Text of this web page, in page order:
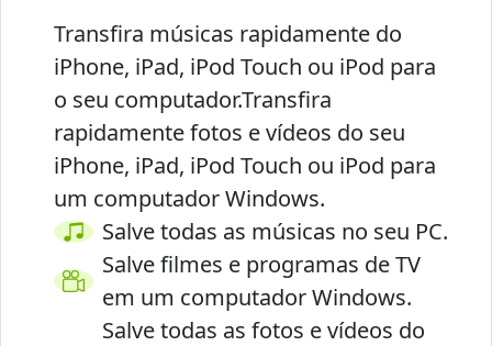
Transfira músicas rapidamente do
iPhone, iPad, iPod Touch ou iPod para
o seu computador.Transfira
rapidamente fotos e vídeos do seu
iPhone, iPad, iPod Touch ou iPod para
um computador Windows.
Salve todas as músicas no seu PC.
Salve filmes e programas de TV
em um computador Windows.
Salve todas as fotos e vídeos do